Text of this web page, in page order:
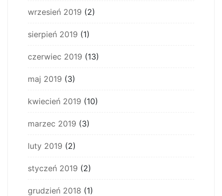
wrzesień 2019 (2)
sierpień 2019 (1)
czerwiec 2019 (13)
maj 2019 (3)
kwiecień 2019 (10)
marzec 2019 (3)
luty 2019 (2)
styczeń 2019 (2)
grudzień 2018 (1)